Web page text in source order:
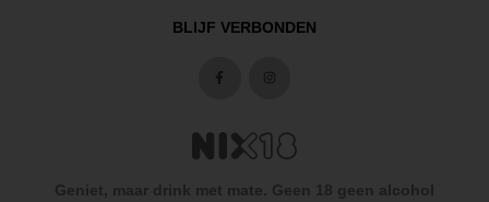
BLIJF VERBONDEN
Geniet, maar drink met mate. Geen 18 geen alcohol